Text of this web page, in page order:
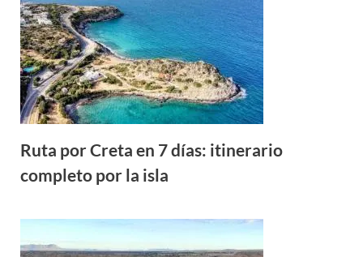
Ruta por Creta en 7 días: itinerario
completo por la isla